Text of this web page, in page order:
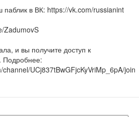
паблик в ВК: https://vk.com/russianint
ZadumovS
и вы получите доступ к
Подробнее:
UCj837tBwGFjcKyVriMp_6pA/join